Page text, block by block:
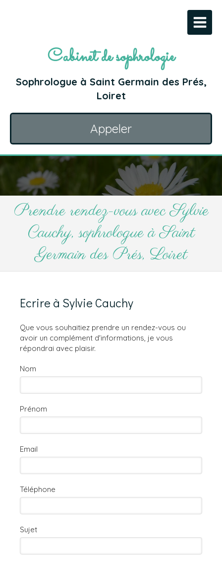
Cabinet de sophrologie
Sophrologue à Saint Germain des Prés,
Loiret
Appeler
Prendre rendez-vous avec Sylvie
Cauchy, sophrologue à Saint
Germain des Prés, Loiret
Ecrire à Sylvie Cauchy
Que vous souhaitiez prendre un rendez-vous ou
avoir un complément d'informations, je vous
répondrai avec plaisir.
Nom
Prénom
Email
Téléphone
Sujet